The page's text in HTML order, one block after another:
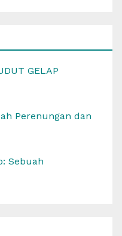
GELAP
Perenungan dan
Sebuah